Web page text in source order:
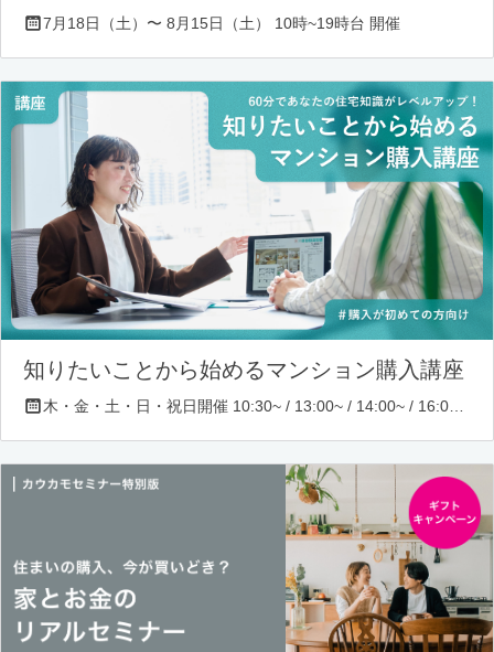
7月18日（土）〜 8月15日（土） 10時~19時台 開催
知りたいことから始めるマンション購入講座